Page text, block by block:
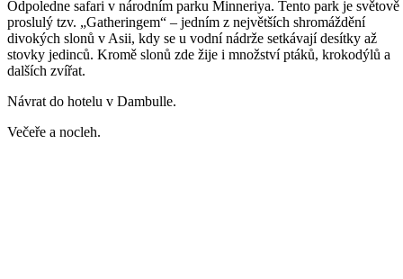
Odpoledne safari v národním parku Minneriya. Tento park je světově
proslulý tzv. „Gatheringem“ – jedním z největších shromáždění
divokých slonů v Asii, kdy se u vodní nádrže setkávají desítky až
stovky jedinců. Kromě slonů zde žije i množství ptáků, krokodýlů a
dalších zvířat.
Návrat do hotelu v Dambulle.
Večeře a nocleh.